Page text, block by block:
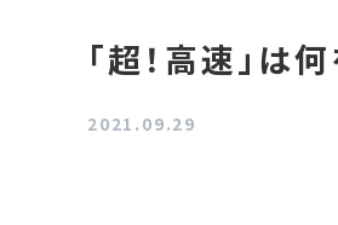
「超！高速」
2021.09.29